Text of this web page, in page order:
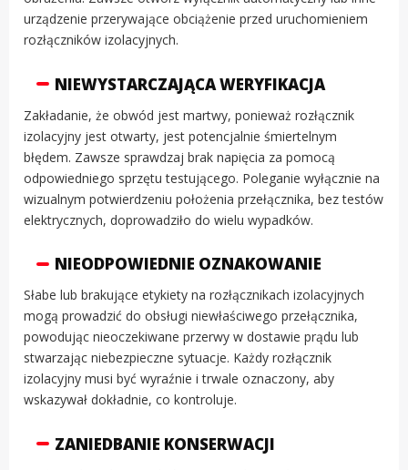
urządzenie przerywające obciążenie przed uruchomieniem
rozłączników izolacyjnych.
NIEWYSTARCZAJĄCA WERYFIKACJA
Zakładanie, że obwód jest martwy, ponieważ rozłącznik
izolacyjny jest otwarty, jest potencjalnie śmiertelnym
błędem. Zawsze sprawdzaj brak napięcia za pomocą
odpowiedniego sprzętu testującego. Poleganie wyłącznie na
wizualnym potwierdzeniu położenia przełącznika, bez testów
elektrycznych, doprowadziło do wielu wypadków.
NIEODPOWIEDNIE OZNAKOWANIE
Słabe lub brakujące etykiety na rozłącznikach izolacyjnych
mogą prowadzić do obsługi niewłaściwego przełącznika,
powodując nieoczekiwane przerwy w dostawie prądu lub
stwarzając niebezpieczne sytuacje. Każdy rozłącznik
izolacyjny musi być wyraźnie i trwale oznaczony, aby
wskazywał dokładnie, co kontroluje.
ZANIEDBANIE KONSERWACJI